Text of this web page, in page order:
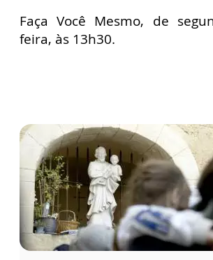
Faça Você Mesmo, de
feira, às 13h30.